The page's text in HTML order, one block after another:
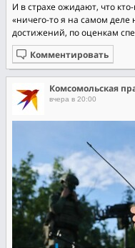
И в страхе ожидают, что
«ничего-то я на самом
достижений, по оценкам
Комментировать
Комсомольская
вчера в 20:00